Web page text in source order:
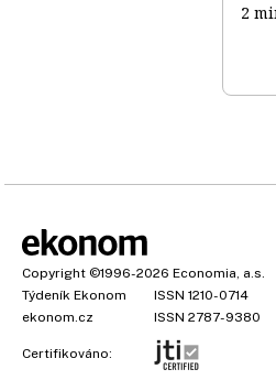
2
Copyright ©1996-2026 Economia, a.s.
Týdeník Ekonom
ISSN 1210-0714
ekonom.cz
ISSN 2787-9380
Certifikováno: